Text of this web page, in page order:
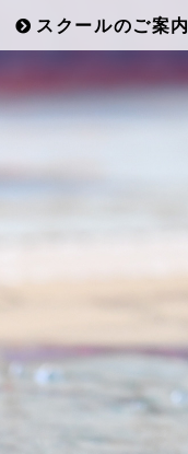
スクールのご案内